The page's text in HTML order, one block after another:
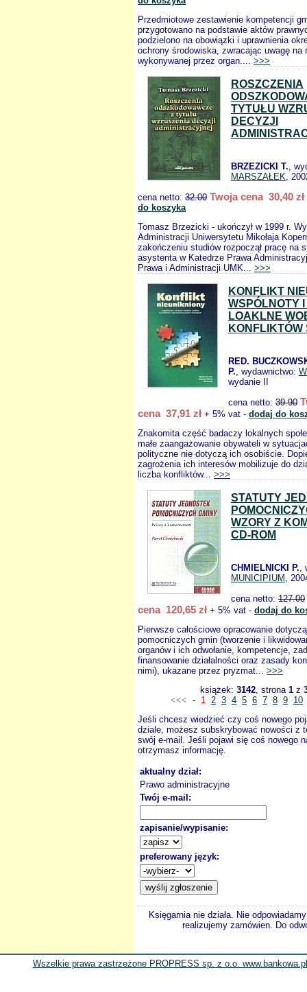
Przedmiotowe zestawienie kompetencji
przygotowano na podstawie aktów
podzielono na obowiązki i uprawnienia
ochrony środowiska, zwracając uwagę na
wykonywanej przez organ.... >>>
ROSZCZENIA
TYTUŁU
DECYZJI
BRZEZICKI T.,
MARSZAŁEK,
cena netto: 32.00 Twoja cena 30,40 zł
do koszyka
Tomasz Brzezicki - ukończył w 1999 r.
Administracji Uniwersytetu Mikołaja
zakończeniu studiów rozpoczął pracę na
asystenta w Katedrze Prawa
Prawa i Administracji UMK... >>>
KONFLIKT
WSPÓLNOTY
LOAKLNE
KONFLIKTÓW
RED.
P., wydawnictwo:
wydanie II
cena netto: 39.90
cena 37,91 zł + 5% vat - dodaj do
Znakomita część badaczy lokalnych
małe zaangażowanie obywateli w
polityczne nie dotyczą ich osobiście.
zagrożenia ich interesów mobilizuje do
liczba konfliktów... >>>
STATUTY
WZORY Z
CD-ROM
CHMIELNICKI P.,
MUNICIPIUM ,
cena netto: 127.00
cena 120,65 zł + 5% vat - dodaj do
Pierwsze całościowe opracowanie
pomocniczych gmin (tworzenie i
organów i ich odwołanie, kompetencje,
finansowanie działalności oraz zasady
nimi), ukazane przez pryzmat... >>>
książek: 3142, strona 1 z
<<< - 1 2 3 4 5 6 7 8 9 10
Jeśli chcesz wiedzieć czy coś nowego
dziale, możesz subskrybować nowości z
swój e-mail. Jeśli pojawi się coś nowego
otrzymasz informację.
aktualny dział:
Prawo administracyjne
Twój e-mail:
zapisanie/wypisanie:
preferowany język:
Księgarnia nie działa. Nie
realizujemy zamówien. Do
Wszelkie prawa zastrzeżone PROPRESS sp. z o.o.